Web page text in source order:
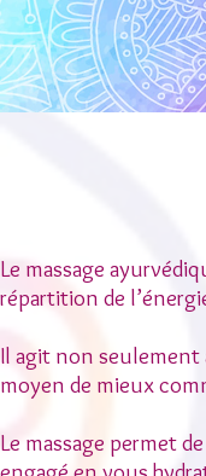
Le massage
répartition de
Il agit non seulement
moyen de mieux
Le massage permet